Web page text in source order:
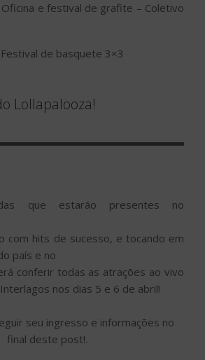
e festival de grafite – Coletivo
de basquete 3×3
Lollapalooza!
que estarão presentes no
com hits de sucesso, e tocando em
país e no
conferir todas as atrações ao vivo
nos dias 5 e 6 de abril!
seu ingresso e informações no
final deste post!.